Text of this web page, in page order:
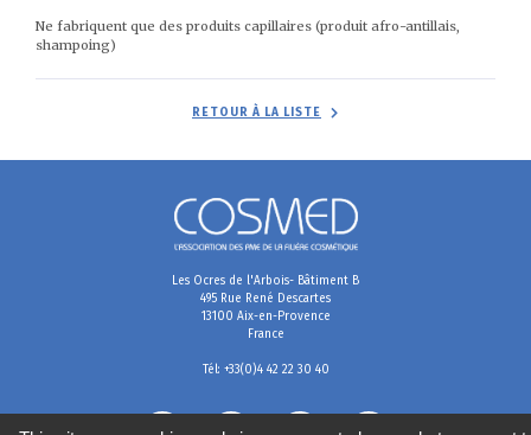
Ne fabriquent que des produits capillaires (produit afro-antillais,
shampoing)
RETOUR À LA LISTE
Les Ocres de l'Arbois- Bâtiment B
495 Rue René Descartes
13100 Aix-en-Provence
France
Tél: +33(0)4 42 22 30 40